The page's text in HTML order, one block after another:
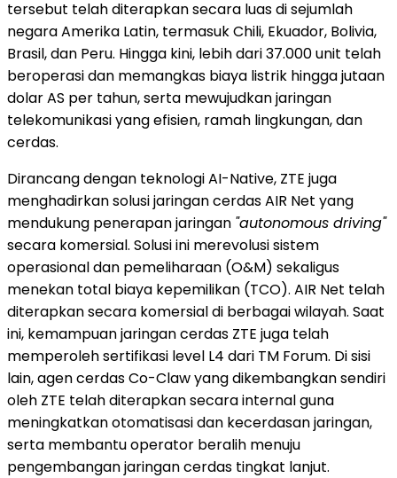
tersebut telah diterapkan secara luas di sejumlah
negara Amerika Latin, termasuk Chili, Ekuador, Bolivia,
Brasil, dan Peru. Hingga kini, lebih dari 37.000 unit telah
beroperasi dan memangkas biaya listrik hingga jutaan
dolar AS per tahun, serta mewujudkan jaringan
telekomunikasi yang efisien, ramah lingkungan, dan
cerdas.
Dirancang dengan teknologi AI-Native, ZTE juga
menghadirkan solusi jaringan cerdas AIR Net yang
mendukung penerapan jaringan "autonomous driving"
secara komersial. Solusi ini merevolusi sistem
operasional dan pemeliharaan (O&M) sekaligus
menekan total biaya kepemilikan (TCO). AIR Net telah
diterapkan secara komersial di berbagai wilayah. Saat
ini, kemampuan jaringan cerdas ZTE juga telah
memperoleh sertifikasi level L4 dari TM Forum. Di sisi
lain, agen cerdas Co-Claw yang dikembangkan sendiri
oleh ZTE telah diterapkan secara internal guna
meningkatkan otomatisasi dan kecerdasan jaringan,
serta membantu operator beralih menuju
pengembangan jaringan cerdas tingkat lanjut.